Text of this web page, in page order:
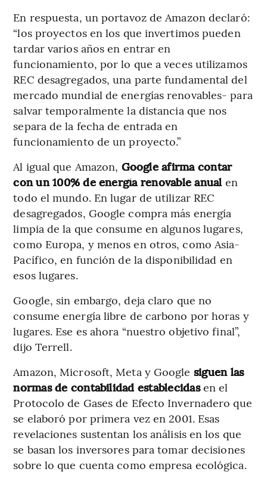
En respuesta, un portavoz de Amazon declaró:
“los proyectos en los que invertimos pueden
tardar varios años en entrar en
funcionamiento, por lo que a veces utilizamos
REC desagregados, una parte fundamental del
mercado mundial de energías renovables- para
salvar temporalmente la distancia que nos
separa de la fecha de entrada en
funcionamiento de un proyecto.”
Al igual que Amazon, Google afirma contar
con un 100% de energía renovable anual en
todo el mundo. En lugar de utilizar REC
desagregados, Google compra más energía
limpia de la que consume en algunos lugares,
como Europa, y menos en otros, como Asia-
Pacífico, en función de la disponibilidad en
esos lugares.
Google, sin embargo, deja claro que no
consume energía libre de carbono por horas y
lugares. Ese es ahora “nuestro objetivo final”,
dijo Terrell.
Amazon, Microsoft, Meta y Google siguen las
normas de contabilidad establecidasen el
Protocolo de Gases de Efecto Invernadero que
se elaboró por primera vez en 2001. Esas
revelaciones sustentan los análisis en los que
se basan los inversores para tomar decisiones
sobre lo que cuenta como empresa ecológica.